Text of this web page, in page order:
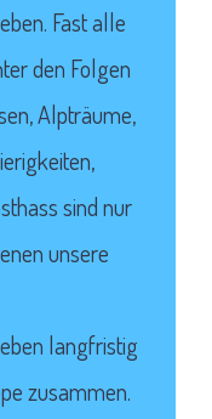
Fast alle
den Folgen
Alpträume,
sind nur
unsere
langfristig
zusammen.